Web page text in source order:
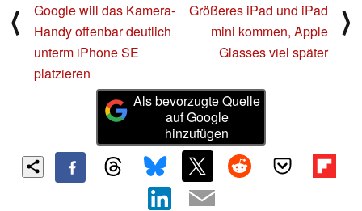
⟨
Google will das Kamera-
Handy offenbar deutlich
unterm iPhone SE
platzieren
Größeres iPad und iPad
mini kommen, Apple
Glasses viel später
⟩
Als bevorzugte Quelle
auf Google
hinzufügen